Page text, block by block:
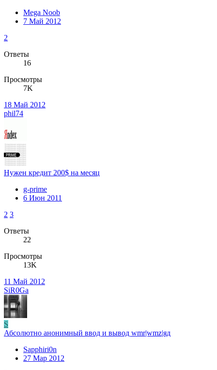
Mega Noob
7 Май 2012
2
Ответы
16
Просмотры
7K
18 Май 2012
phil74
Нужен кредит 200$ на месяц
g-prime
6 Июн 2011
2 3
Ответы
22
Просмотры
13K
11 Май 2012
SiR0Ga
S
Абсолютно анонимный ввод и вывод wmr|wmz|яд
Sapphiri0n
27 Мар 2012